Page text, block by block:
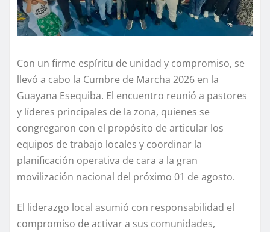
Con un firme espíritu de unidad y compromiso, se
llevó a cabo la Cumbre de Marcha 2026 en la
Guayana Esequiba. El encuentro reunió a pastores
y líderes principales de la zona, quienes se
congregaron con el propósito de articular los
equipos de trabajo locales y coordinar la
planificación operativa de cara a la gran
movilización nacional del próximo 01 de agosto.
El liderazgo local asumió con responsabilidad el
compromiso de activar a sus comunidades,